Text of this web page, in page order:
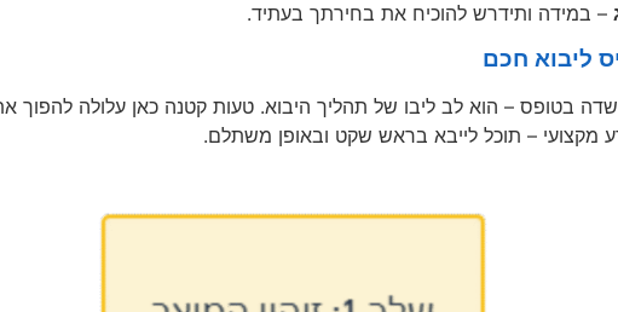
– במידה ותידרש להוכיח את בחירתך בעתיד.
ליבוא חכם
שדה בטופס – הוא לב ליבו של תהליך היבוא. טעות קטנה כאן עלולה להפוך
מקצועי – תוכל לייבא בראש שקט ובאופן משתלם.